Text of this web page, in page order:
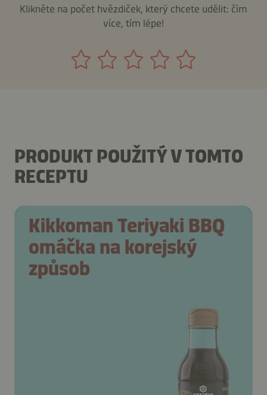
Klikněte na počet hvězdiček, který chcete udělit: čím
více, tím lépe!
PRODUKT POUŽITÝ V TOMTO
RECEPTU
Kikkoman Teriyaki BBQ
omáčka na korejský
způsob